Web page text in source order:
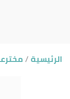
الرئيسية